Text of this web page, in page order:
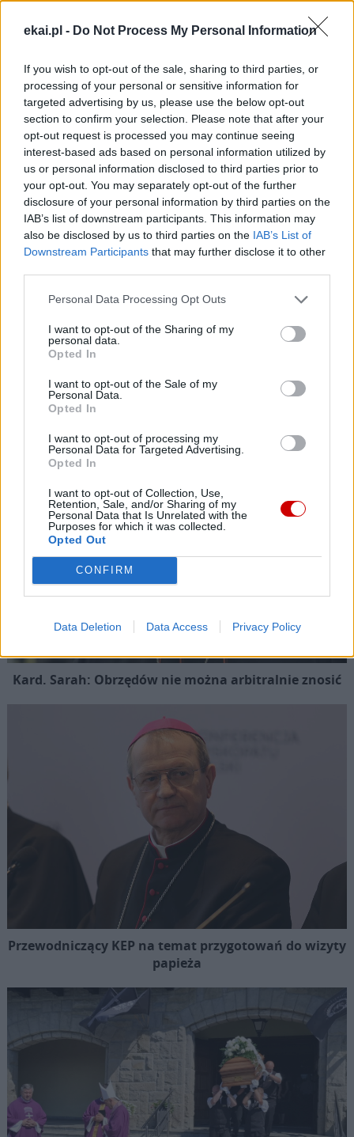
ekai.pl - Do Not Process My Personal Information
If you wish to opt-out of the sale, sharing to third parties, or
processing of your personal or sensitive information for
targeted advertising by us, please use the below opt-out
section to confirm your selection. Please note that after your
opt-out request is processed you may continue seeing
interest-based ads based on personal information utilized by
us or personal information disclosed to third parties prior to
your opt-out. You may separately opt-out of the further
disclosure of your personal information by third parties on the
IAB’s list of downstream participants. This information may
also be disclosed by us to third parties on the IAB’s List of
Downstream Participants that may further disclose it to other
Personal Data Processing Opt Outs
I want to opt-out of the Sharing of my
personal data.
Opted In
I want to opt-out of the Sale of my
Personal Data.
Opted In
I want to opt-out of processing my
Personal Data for Targeted Advertising.
Opted In
I want to opt-out of Collection, Use,
Retention, Sale, and/or Sharing of my
Personal Data that Is Unrelated with the
Purposes for which it was collected.
Opted Out
CONFIRM
Data Deletion Data Access Privacy Policy
KONSYSTORZ SYNODALNOŚĆ
Najnowsze
09 sierpnia 2026 | 04:22
Kard. Timothy Radcliffe na odpuście u gdańskich dominikanów
08 sierpnia 2026 | 21:11
08 sierpnia 2026 | 21:07
08 sierpnia 2026 | 20:19
Popularne
Kard. Sarah: Obrzędów nie można arbitralnie znosić
Przewodniczący KEP na temat przygotowań do wizyty
papieża